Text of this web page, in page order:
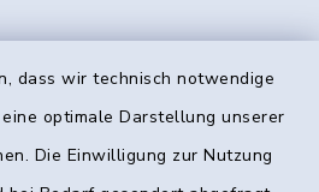
dass wir technisch notwendige
optimale Darstellung unserer
Die Einwilligung zur Nutzung
Kontakt